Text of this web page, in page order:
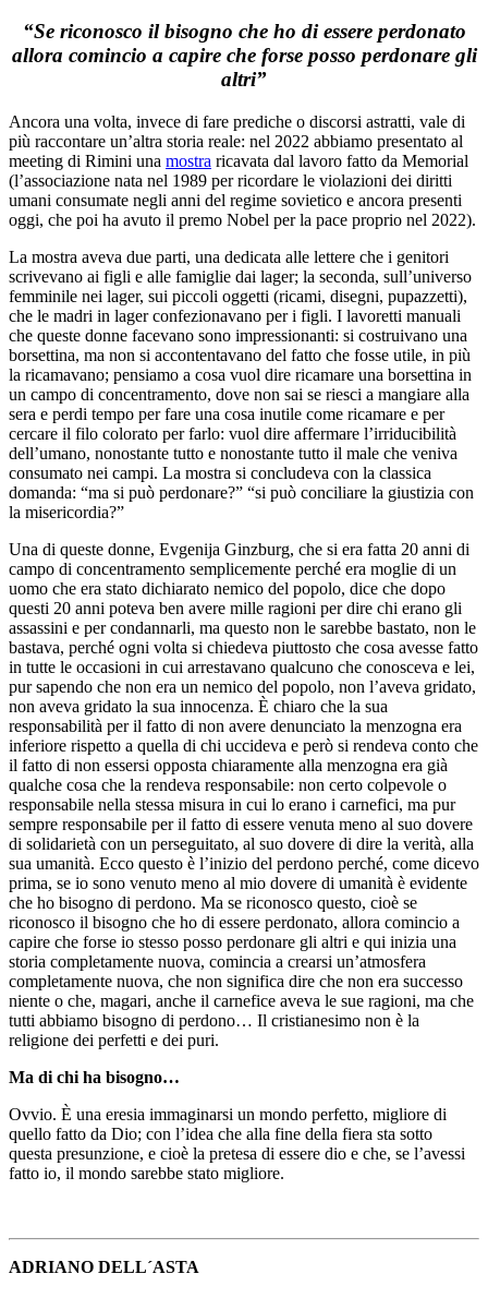
“Se riconosco il bisogno che ho di essere perdonato
allora comincio a capire che forse posso perdonare gli
altri”
Ancora una volta, invece di fare prediche o discorsi astratti, vale di
più raccontare un’altra storia reale: nel 2022 abbiamo presentato al
meeting di Rimini una mostra ricavata dal lavoro fatto da Memorial
(l’associazione nata nel 1989 per ricordare le violazioni dei diritti
umani consumate negli anni del regime sovietico e ancora presenti
oggi, che poi ha avuto il premo Nobel per la pace proprio nel 2022).
La mostra aveva due parti, una dedicata alle lettere che i genitori
scrivevano ai figli e alle famiglie dai lager; la seconda, sull’universo
femminile nei lager, sui piccoli oggetti (ricami, disegni, pupazzetti),
che le madri in lager confezionavano per i figli. I lavoretti manuali
che queste donne facevano sono impressionanti: si costruivano una
borsettina, ma non si accontentavano del fatto che fosse utile, in più
la ricamavano; pensiamo a cosa vuol dire ricamare una borsettina in
un campo di concentramento, dove non sai se riesci a mangiare alla
sera e perdi tempo per fare una cosa inutile come ricamare e per
cercare il filo colorato per farlo: vuol dire affermare l’irriducibilità
dell’umano, nonostante tutto e nonostante tutto il male che veniva
consumato nei campi. La mostra si concludeva con la classica
domanda: “ma si può perdonare?” “si può conciliare la giustizia con
la misericordia?”
Una di queste donne, Evgenija Ginzburg, che si era fatta 20 anni di
campo di concentramento semplicemente perché era moglie di un
uomo che era stato dichiarato nemico del popolo, dice che dopo
questi 20 anni poteva ben avere mille ragioni per dire chi erano gli
assassini e per condannarli, ma questo non le sarebbe bastato, non le
bastava, perché ogni volta si chiedeva piuttosto che cosa avesse fatto
in tutte le occasioni in cui arrestavano qualcuno che conosceva e lei,
pur sapendo che non era un nemico del popolo, non l’aveva gridato,
non aveva gridato la sua innocenza. È chiaro che la sua
responsabilità per il fatto di non avere denunciato la menzogna era
inferiore rispetto a quella di chi uccideva e però si rendeva conto che
il fatto di non essersi opposta chiaramente alla menzogna era già
qualche cosa che la rendeva responsabile: non certo colpevole o
responsabile nella stessa misura in cui lo erano i carnefici, ma pur
sempre responsabile per il fatto di essere venuta meno al suo dovere
di solidarietà con un perseguitato, al suo dovere di dire la verità, alla
sua umanità. Ecco questo è l’inizio del perdono perché, come dicevo
prima, se io sono venuto meno al mio dovere di umanità è evidente
che ho bisogno di perdono. Ma se riconosco questo, cioè se
riconosco il bisogno che ho di essere perdonato, allora comincio a
capire che forse io stesso posso perdonare gli altri e qui inizia una
storia completamente nuova, comincia a crearsi un’atmosfera
completamente nuova, che non significa dire che non era successo
niente o che, magari, anche il carnefice aveva le sue ragioni, ma che
tutti abbiamo bisogno di perdono… Il cristianesimo non è la
religione dei perfetti e dei puri.
Ma di chi ha bisogno…
Ovvio. È una eresia immaginarsi un mondo perfetto, migliore di
quello fatto da Dio; con l’idea che alla fine della fiera sta sotto
questa presunzione, e cioè la pretesa di essere dio e che, se l’avessi
fatto io, il mondo sarebbe stato migliore.
ADRIANO DELL´ASTA